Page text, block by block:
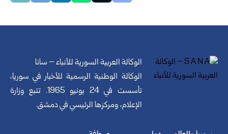
الوكالة العربية السورية للأنباء – سانا
الوكالة الوطنية الرسمية للأخبار في سوريا،
تأسست في 24 يونيو 1965. تتبع وزارة
الإعلام، ومركزها الرئيسي في دمشق.